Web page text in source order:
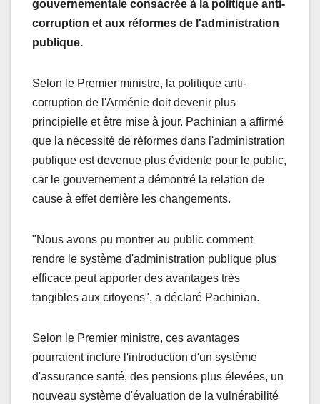
gouvernementale consacrée à la politique anti-
corruption et aux réformes de l'administration
publique.
Selon le Premier ministre, la politique anti-
corruption de l'Arménie doit devenir plus
principielle et être mise à jour. Pachinian a affirmé
que la nécessité de réformes dans l'administration
publique est devenue plus évidente pour le public,
car le gouvernement a démontré la relation de
cause à effet derrière les changements.
"Nous avons pu montrer au public comment
rendre le système d'administration publique plus
efficace peut apporter des avantages très
tangibles aux citoyens", a déclaré Pachinian.
Selon le Premier ministre, ces avantages
pourraient inclure l'introduction d'un système
d'assurance santé, des pensions plus élevées, un
nouveau système d'évaluation de la vulnérabilité